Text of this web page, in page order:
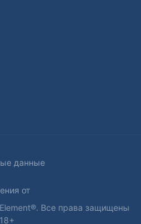
данные
от
Все права защищены
18+